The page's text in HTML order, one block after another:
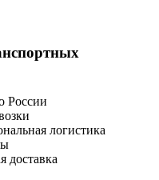
России
логистика
доставка